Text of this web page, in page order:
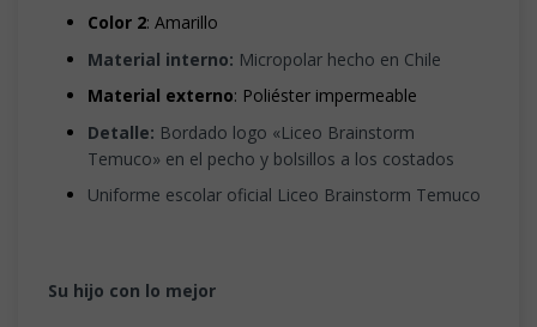
Color 2: Amarillo
Material interno: Micropolar hecho en Chile
Material externo: Poliéster impermeable
Detalle: Bordado logo «Liceo Brainstorm
Temuco» en el pecho y bolsillos a los costados
Uniforme escolar oficial Liceo Brainstorm Temuco
Su hijo con lo mejor